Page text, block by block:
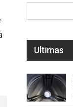
Ultimas